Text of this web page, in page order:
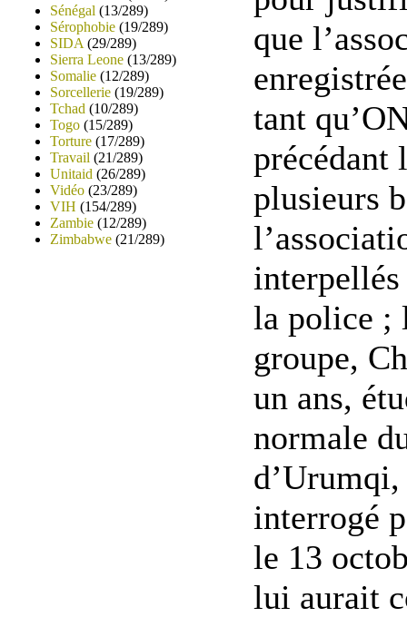
Sénégal (13/289)
Sérophobie (19/289)
SIDA (29/289)
Sierra Leone (13/289)
Somalie (12/289)
Sorcellerie (19/289)
Tchad (10/289)
Togo (15/289)
Torture (17/289)
Travail (21/289)
Unitaid (26/289)
Vidéo (23/289)
VIH (154/289)
Zambie (12/289)
Zimbabwe (21/289)
que
tant
précédant
plusieurs
interpellés
la police ;
groupe,
un ans,
normale
interrogé
le 13
lui aurait